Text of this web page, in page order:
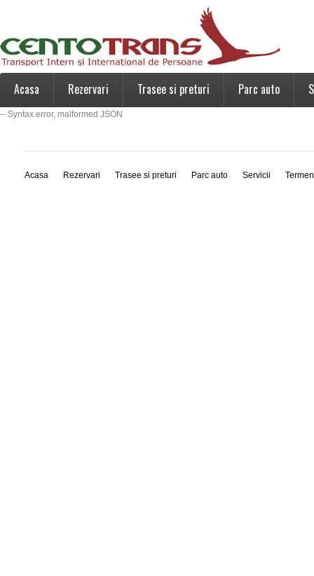
Acasa Rezervari Trasee si preturi Parc auto
-- Syntax error, malformed JSON
Acasa Rezervari Trasee si preturi Parc auto Servicii